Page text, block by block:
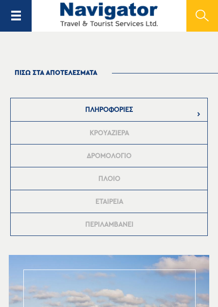
ΠΙΣΩ ΣΤΑ ΑΠΟΤΕΛΕΣΜΑΤΑ
ΠΛΗΡΟΦΟΡΙΕΣ
ΚΡΟΥΑΖΙΕΡΑ
ΔΡΟΜΟΛΟΓΙΟ
ΠΛΟΙΟ
ΕΤΑΙΡΕΙΑ
ΠΕΡΙΛΑΜΒΑΝΕΙ